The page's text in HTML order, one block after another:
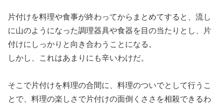
片付けを料理や食事が終わってからまとめてすると、流し
に山のようになった調理器具や食器を目の当たりとし、片
付けにしっかりと向き合わうことになる。
しかし、これはあまりにも辛いわけだ。
そこで片付けを料理の合間に、料理のついでとして行うこ
とで、料理の楽しさで片付けの面倒くささを相殺できるわ